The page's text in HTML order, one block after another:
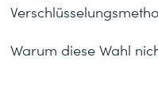
Warum diese Wahl